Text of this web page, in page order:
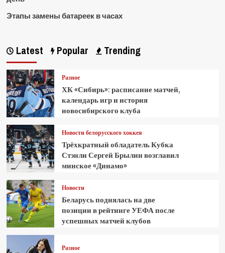
Этапы замены батареек в часах
Latest Popular Trending
Разное
ХК «Сибирь»: расписание матчей,
календарь игр и история
новосибирского клуба
Новости белорусского хоккея
Трёхкратный обладатель Кубка
Стэнли Сергей Брылин возглавил
минское «Динамо»
Новости
Беларусь поднялась на две
позиции в рейтинге УЕФА после
успешных матчей клубов
Разное